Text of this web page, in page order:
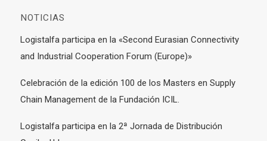
NOTICIAS
Logistalfa participa en la «Second Eurasian Connectivity
and Industrial Cooperation Forum (Europe)»
Celebración de la edición 100 de los Masters en Supply
Chain Management de la Fundación ICIL.
Logistalfa participa en la 2ª Jornada de Distribución